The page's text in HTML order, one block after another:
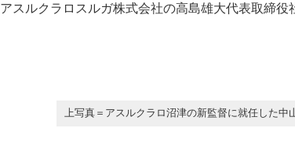
アスルクラロスルガ株式会社の高島雄大代表取締役
上写真＝アスルクラロ沼津の新監督に就任した中